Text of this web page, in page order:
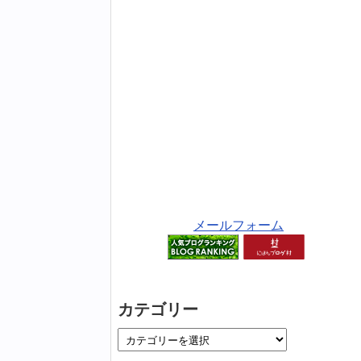
メールフォーム
カテゴリー